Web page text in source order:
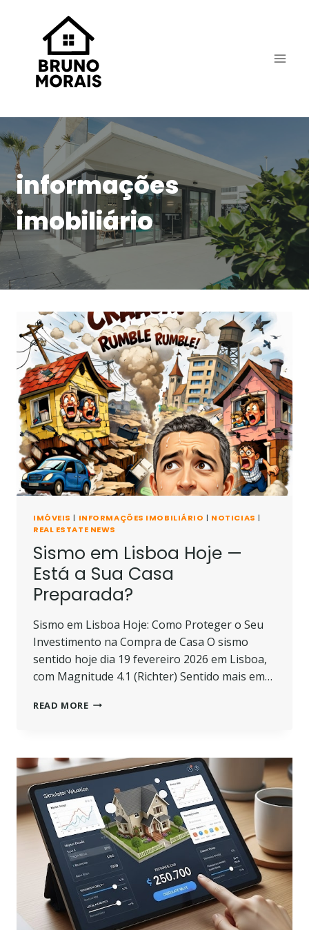
informações
imobiliário
IMÓVEIS | INFORMAÇÕES IMOBILIÁRIO | NOTICIAS |
REAL ESTATE NEWS
Sismo em Lisboa Hoje —
Está a Sua Casa
Preparada?
Sismo em Lisboa Hoje: Como Proteger o Seu
Investimento na Compra de Casa O sismo
sentido hoje dia 19 fevereiro 2026 em Lisboa,
com Magnitude 4.1 (Richter) Sentido mais em…
READ MORE SISMO
—
ESTÁ
A
SUA
CASA
PREPARADA?